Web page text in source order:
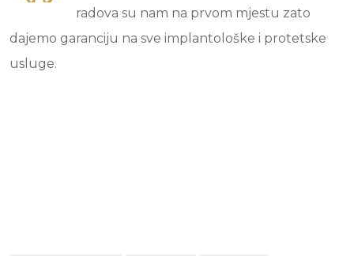
radova su nam na prvom mjestu zato
dajemo garanciju na sve implantološke i protetske
usluge.